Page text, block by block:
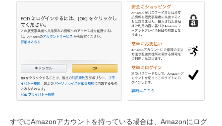
すでにAmazonアカウントを持っている場合は、Amazonにログ